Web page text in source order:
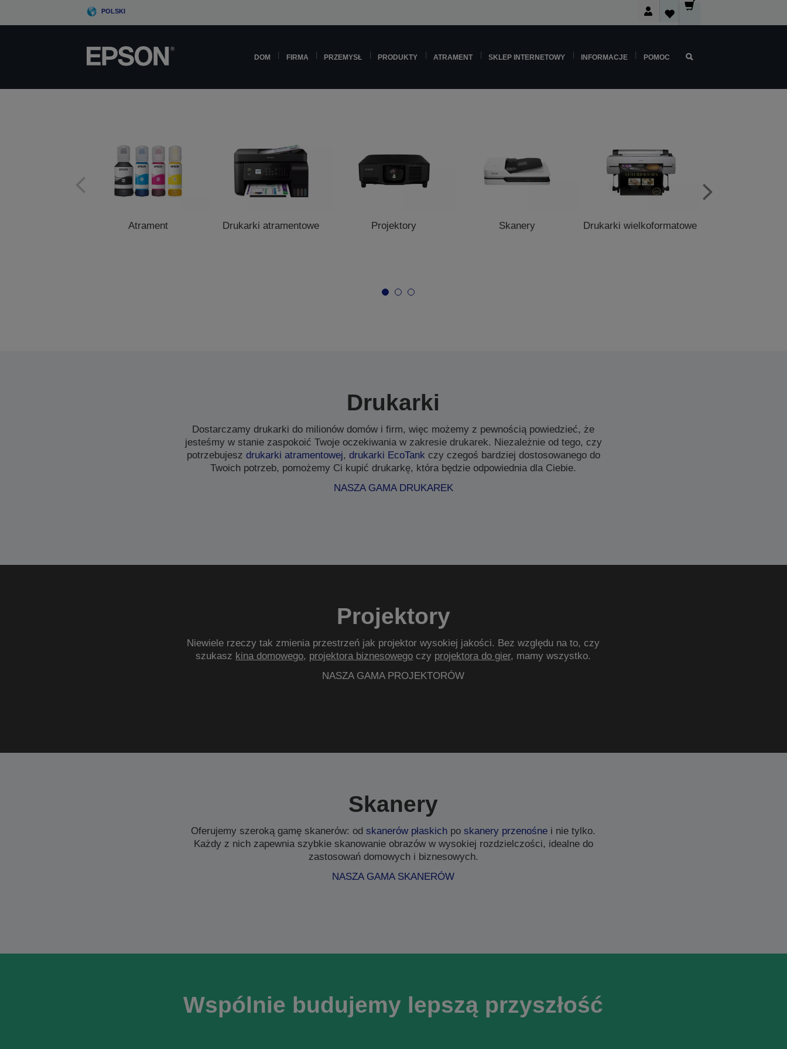
POLSKI
DOM FIRMA PRZEMYSŁ PRODUKTY ATRAMENT SKLEP INTERNETOWY INFORMACJE POMOC
Atrament Drukarki atramentowe Projektory Skanery Drukarki wielkoformatowe
Drukarki
Dostarczamy drukarki do milionów domów i firm, więc możemy z pewnością powiedzieć, że
jesteśmy w stanie zaspokoić Twoje oczekiwania w zakresie drukarek. Niezależnie od tego, czy
potrzebujesz drukarki atramentowej, drukarki EcoTank czy czegoś bardziej dostosowanego do
Twoich potrzeb, pomożemy Ci kupić drukarkę, która będzie odpowiednia dla Ciebie.
NASZA GAMA DRUKAREK
Projektory
Niewiele rzeczy tak zmienia przestrzeń jak projektor wysokiej jakości. Bez względu na to, czy
szukasz kina domowego, projektora biznesowego czy projektora do gier, mamy wszystko.
NASZA GAMA PROJEKTORÓW
Skanery
Oferujemy szeroką gamę skanerów: od skanerów płaskich po skanery przenośne i nie tylko.
Każdy z nich zapewnia szybkie skanowanie obrazów w wysokiej rozdzielczości, idealne do
zastosowań domowych i biznesowych.
NASZA GAMA SKANERÓW
Wspólnie budujemy lepszą przyszłość